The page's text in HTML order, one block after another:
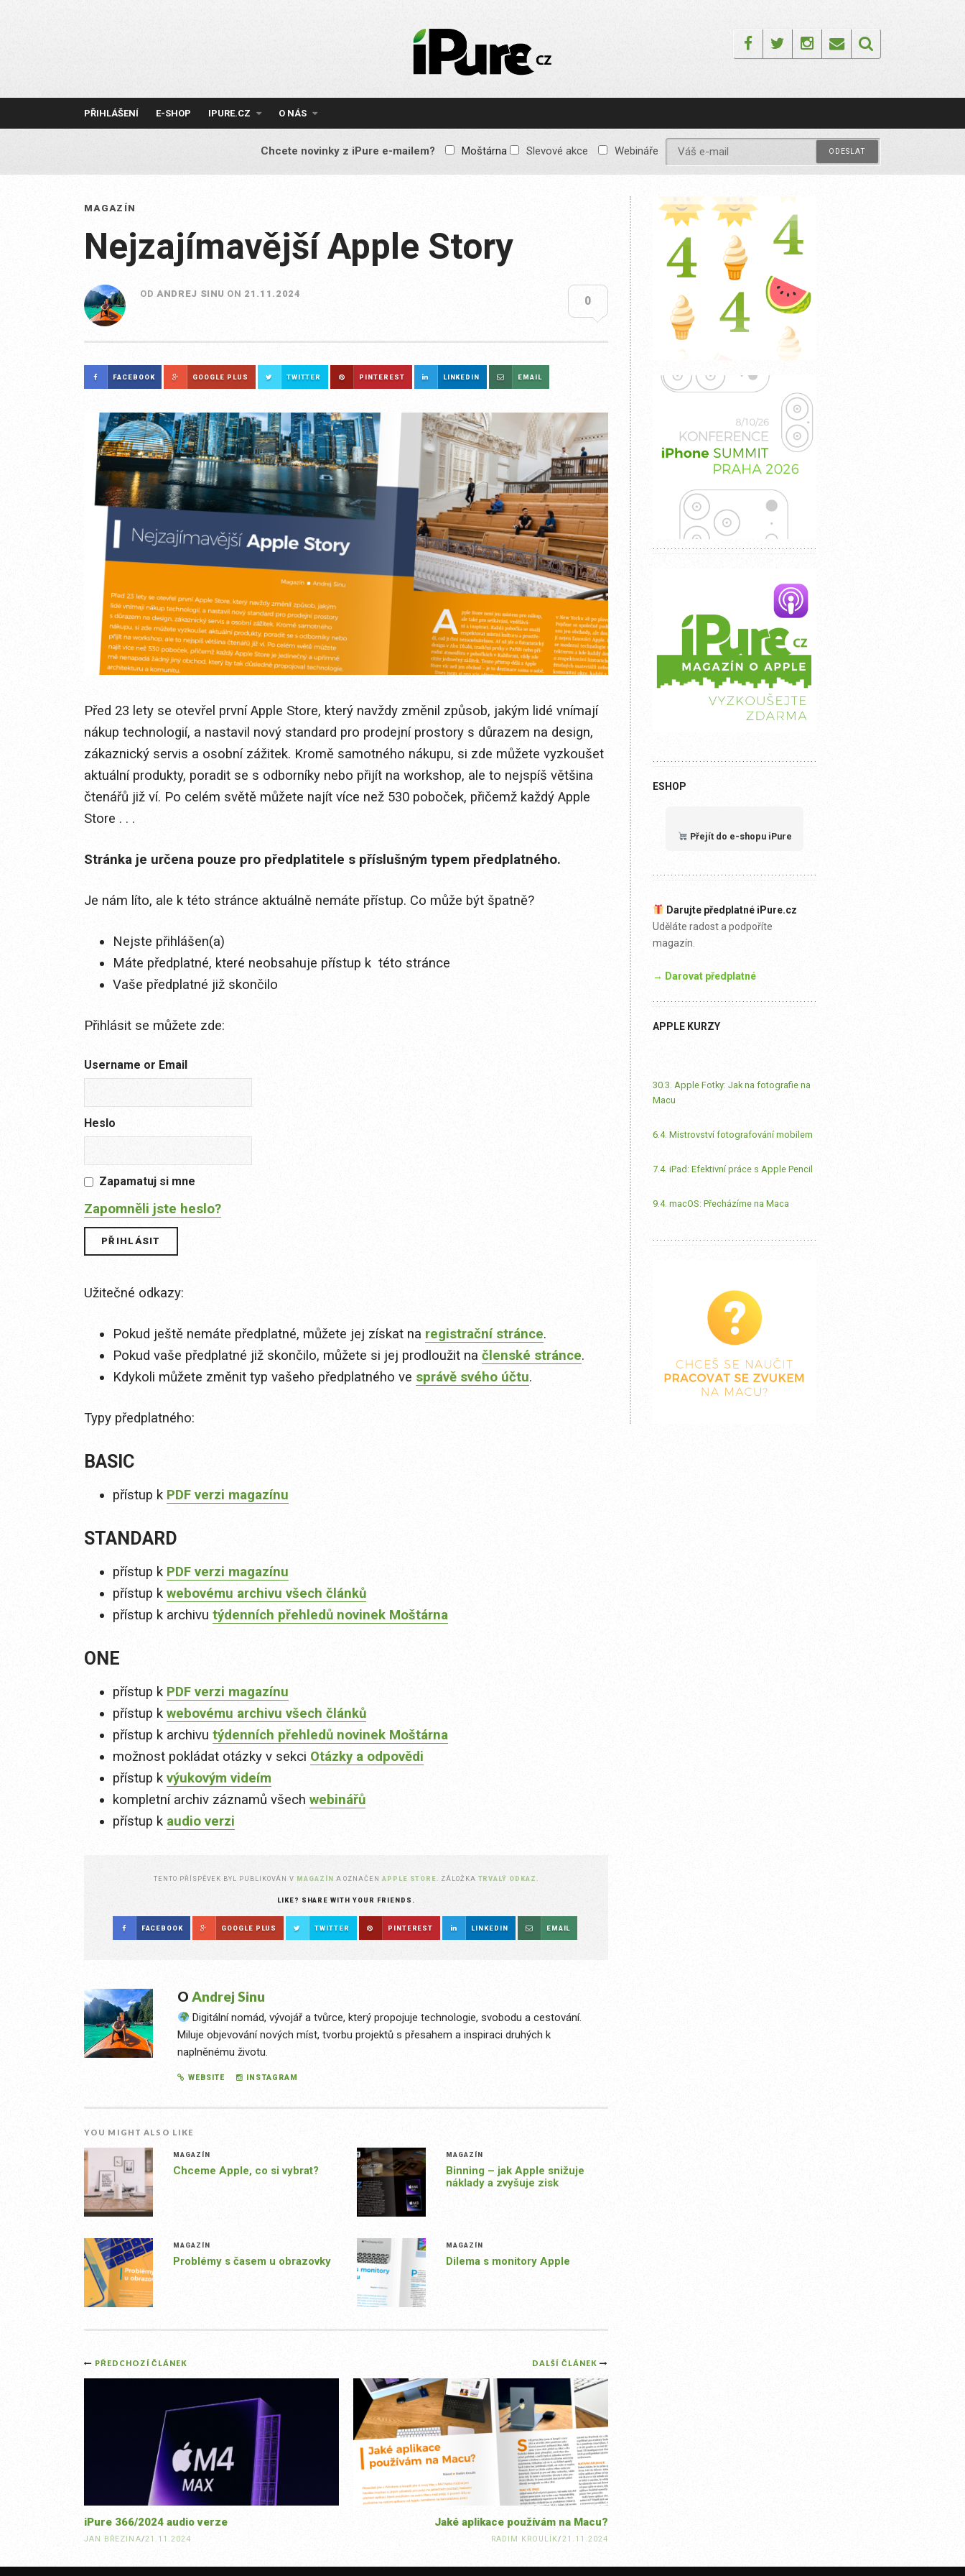
IPURE.CZ
Prémiový Apple e-
reklamy, žádné
obsah pro všechny
FacebookTwitterInstagram
Email
PŘIHLÁŠENÍ E-SHOP IPURE.CZ O NÁS
Chcete novinky z iPure e-mailem? Moštárna Slevové akce Webináře
MAGAZÍN
Nejzajímavější Apple Story
OD ANDREJ SINU ON 21.11.2024
0
FACEBOOK GOOGLE PLUS TWITTER PINTEREST LINKEDIN EMAIL
Před 23 lety se otevřel první Apple Store, který navždy změnil způsob, jakým lidé vnímají
nákup technologií, a nastavil nový standard pro prodejní prostory s důrazem na design,
zákaznický servis a osobní zážitek. Kromě samotného nákupu, si zde můžete vyzkoušet
aktuální produkty, poradit se s odborníky nebo přijít na workshop, ale to nejspíš většina
čtenářů již ví. Po celém světě můžete najít více než 530 poboček, přičemž každý Apple
Store . . .
Stránka je určena pouze pro předplatitele s příslušným typem předplatného.
Je nám líto, ale k této stránce aktuálně nemáte přístup. Co může být špatně?
Nejste přihlášen(a)
Máte předplatné, které neobsahuje přístup k této stránce
Vaše předplatné již skončilo
Přihlásit se můžete zde:
Username or Email
Heslo
Zapamatuj si mne
Zapomněli jste heslo?
Užitečné odkazy:
Pokud ještě nemáte předplatné, můžete jej získat na registrační stránce.
Pokud vaše předplatné již skončilo, můžete si jej prodloužit na členské stránce.
Kdykoli můžete změnit typ vašeho předplatného ve správě svého účtu.
Typy předplatného:
BASIC
přístup k PDF verzi magazínu
STANDARD
přístup k PDF verzi magazínu
přístup k webovému archivu všech článků
přístup k archivu týdenních přehledů novinek Moštárna
ONE
přístup k PDF verzi magazínu
přístup k webovému archivu všech článků
přístup k archivu týdenních přehledů novinek Moštárna
možnost pokládat otázky v sekci Otázky a odpovědi
přístup k výukovým videím
kompletní archiv záznamů všech webinářů
přístup k audio verzi
TENTO PŘÍSPĚVEK BYL PUBLIKOVÁN V MAGAZÍN A OZNAČEN APPLE STORE . ZÁLOŽKA TRVALÝ ODKAZ
LIKE? SHARE WITH YOUR FRIENDS.
FACEBOOK GOOGLE PLUS TWITTER PINTEREST LINKEDIN EMAIL
O Andrej Sinu
Digitální nomád, vývojář a tvůrce, který propojuje technologie, svobodu a cestování.
Miluje objevování nových míst, tvorbu projektů s přesahem a inspiraci druhých k
naplněnému životu.
WEBSITE INSTAGRAM
YOU MIGHT ALSO LIKE
MAGAZÍN
Chceme Apple, co si vybrat?
MAGAZÍN
Binning – jak Apple snižuje
náklady a zvyšuje zisk
MAGAZÍN
Problémy s časem u obrazovky
MAGAZÍN
Dilema s monitory Apple
Post
DALŠÍ ČLÁNEK
Jaké aplikace používám na Macu?
RADIM KROULÍK/21.11.2024
PŘEDCHOZÍ ČLÁNEK
iPure 366/2024 audio verze
JAN BŘEZINA/21.11.2024
ESHOP
Přejít do e-shopu iPure
Darujte předplatné iPure.cz
Uděláte radost a podpoříte
magazín.
→ Darovat předplatné
APPLE KURZY
30.3. Apple Fotky: Jak na fotografie na
Macu
6.4. Mistrovství fotografování mobilem
7.4. iPad: Efektivní práce s Apple Pencil
9.4. macOS: Přecházíme na Maca